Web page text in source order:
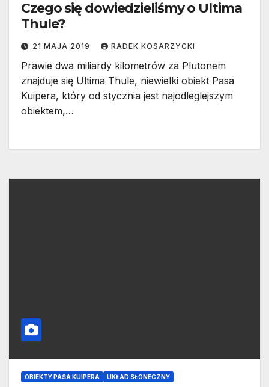
Czego się dowiedzieliśmy o Ultima
Thule?
21 MAJA 2019 RADEK KOSARZYCKI
Prawie dwa miliardy kilometrów za Plutonem
znajduje się Ultima Thule, niewielki obiekt Pasa
Kuipera, który od stycznia jest najodleglejszym
obiektem,…
OBIEKTY PASA KUIPERA UKŁAD SŁONECZNY